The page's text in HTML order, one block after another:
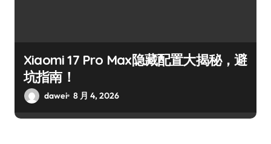
Xiaomi 17 Pro Max隐藏配置大揭秘，避
坑指南！
dawei 8 月 4, 2026